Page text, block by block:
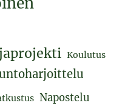
Koulutus
Napostelu